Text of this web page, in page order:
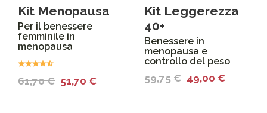
Kit Menopausa
Per il benessere
femminile in
menopausa
61,70€ 51,70 €
Kit Leggerezza
40+
Benessere in
menopausa e
controllo del peso
59,75€ 49,00 €